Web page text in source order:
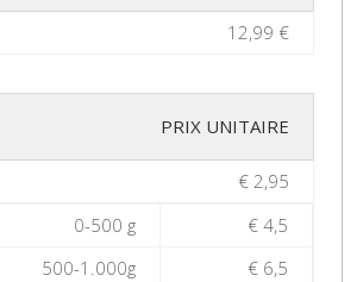
12,99 €
PRIX UNITAIRE
€ 2,95
0-500 g
€ 4,5
500-1.000g
€ 6,5